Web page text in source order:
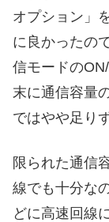
オプション」
に良かったの
信モードの
末に通信容量
ではやや足り
限られた通信
線でも十分な
どに高速回線